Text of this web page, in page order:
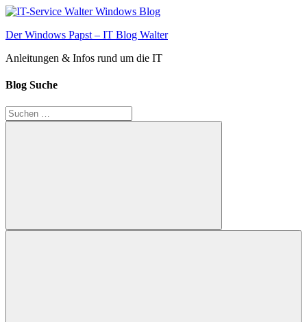
Zum
springen
Der Windows Papst – IT Blog Walter
Anleitungen & Infos rund um die IT
Blog Suche
Suchen
nach:
Suchen